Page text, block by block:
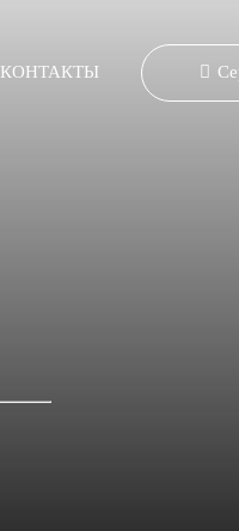
КОНТАКТЫ